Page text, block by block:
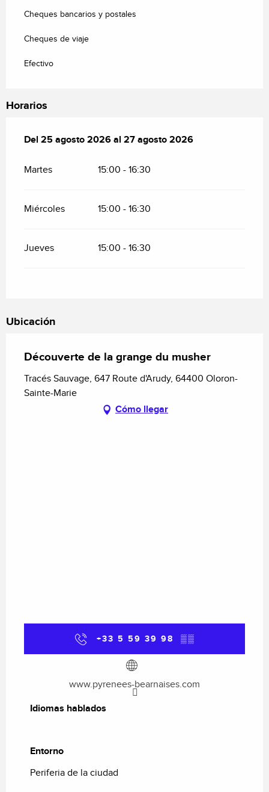
Cheques bancarios y postales
Cheques de viaje
Efectivo
Horarios
Del 25 agosto 2026 al 27 agosto 2026
Del 25 agosto 2026 al 27 agosto 2026
Martes 15:00 - 16:30
Miércoles 15:00 - 16:30
Jueves 15:00 - 16:30
Ubicación
Découverte de la grange du musher
Tracés Sauvage, 647 Route d'Arudy, 64400 Oloron-
Sainte-Marie
Cómo llegar
+33 5 59 39 98 ▒▒
www.pyrenees-bearnaises.com
Idiomas hablados
Idiomas hablados
Entorno
Entorno
Periferia de la ciudad